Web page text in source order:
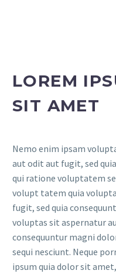
LOREM
SIT AMET
Nemo enim ipsam
aut odit aut fugit, sed
qui ratione voluptatem
volupt tatem quia
fugit, sed quia
voluptas sit aspernatur
consequuntur magni
sequi nesciunt. Neque
ipsum quia dolor sit